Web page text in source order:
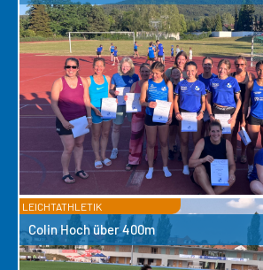
LEICHTATHLETIK
Colin Hoch über 400m